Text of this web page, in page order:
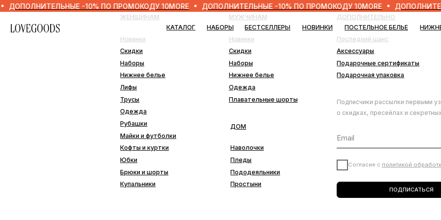
-10% ПО ПРОМОКОДУ 10MORE ДОПОЛНИТЕЛЬНЫЕ -10% ПО ПРОМОКОДУ 10MORE ДОПОЛНИТЕЛЬНЫЕ -
БЕСТСЕЛЛЕРЫ НОВИНКИ ПОСТЕЛЬНОЕ БЕЛЬЕ НИЖНЕЕ БЕЛЬЕ
НАБОРЫ
КАТАЛОГ
ЖЕНЩИНАМ
Наволочки
Простыни
Наборы
Нижнее белье
Трусы
Рубашки
Одежда
Лифы
Плавательные шорты
Нижнее белье Подарочная упаковка
Подарочные сертификаты
МУЖЧИНАМ ДОПОЛНИТЕЛЬНО
Брюки и шорты
Купальники
Кофты и куртки
Майки и футболки
Согласие сполитикой обработки данных
ПОДПИСАТЬСЯ
о скидках, пресейлах и секретных дропах